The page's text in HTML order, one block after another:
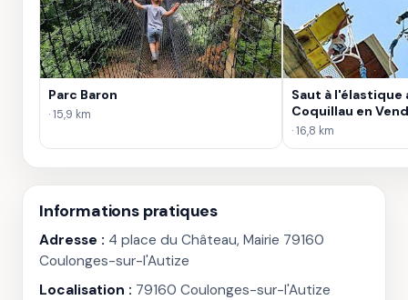
Parc Baron
· 15,9 km
Saut à l'élastique
Coquillau en
· 16,8 km
Informations pratiques
Adresse : 4 place du Château, Mairie 79160
Coulonges-sur-l'Autize
Localisation : 79160 Coulonges-sur-l'Autize